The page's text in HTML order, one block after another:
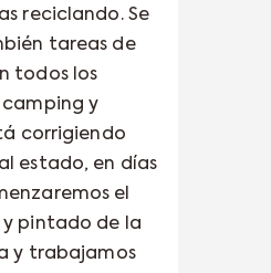
reciclando. Se
tareas de
todos los
camping y
corrigiendo
estado, en días
el
pintado de la
y trabajamos